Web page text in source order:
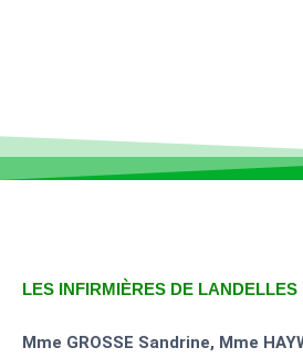
LES INFIRMIÈRES DE LANDELLES
Mme GROSSE Sandrine, Mme